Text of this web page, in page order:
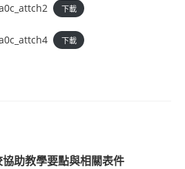
下載
下載
助教學要點與相關表件